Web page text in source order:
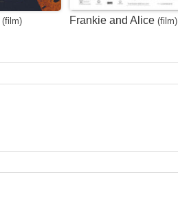
(film) Frankie and Alice (film)